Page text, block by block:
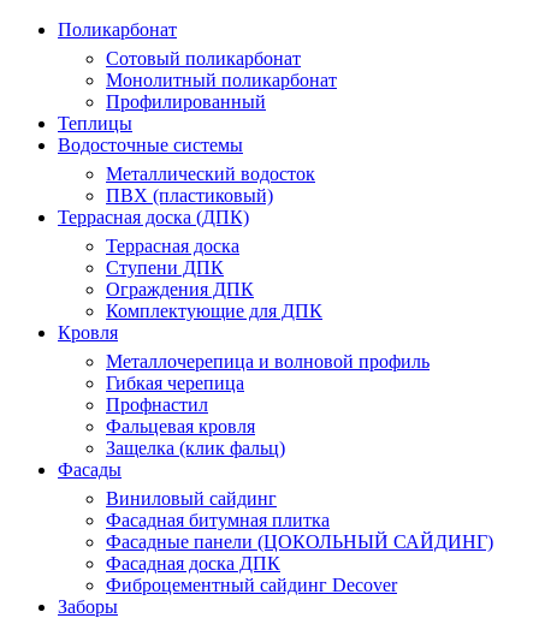
Поликарбонат
Сотовый поликарбонат
Монолитный поликарбонат
Профилированный
Теплицы
Водосточные системы
Металлический водосток
ПВХ (пластиковый)
Террасная доска (ДПК)
Террасная доска
Ступени ДПК
Ограждения ДПК
Комплектующие для ДПК
Кровля
Металлочерепица и волновой профиль
Гибкая черепица
Профнастил
Фальцевая кровля
Защелка (клик фальц)
Фасады
Виниловый сайдинг
Фасадная битумная плитка
Фасадные панели (ЦОКОЛЬНЫЙ САЙДИНГ)
Фасадная доска ДПК
Фиброцементный сайдинг Decover
Заборы